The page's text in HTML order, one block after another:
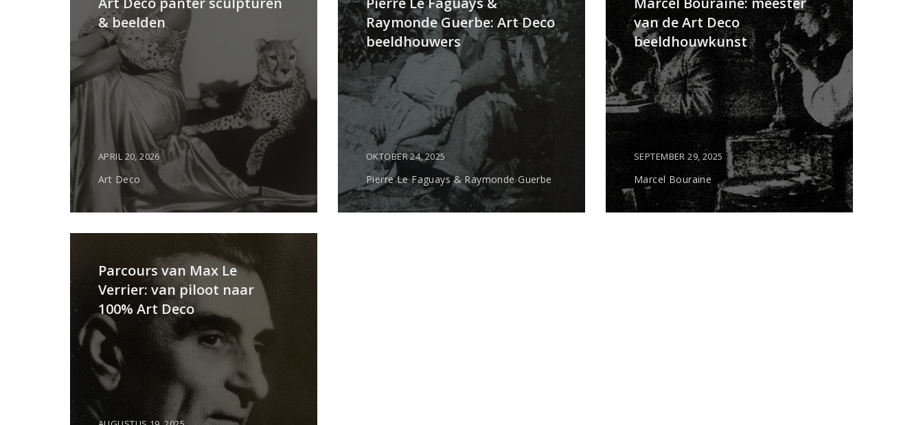
& beelden
APRIL 20, 2026
Art Deco
Raymonde Guerbe: Art Deco
beeldhouwers
OKTOBER 24, 2025
Pierre Le Faguays & Raymonde Guerbe
van de Art Deco
beeldhouwkunst
SEPTEMBER 29, 2025
Marcel Bouraine
Parcours van Max Le
Verrier: van piloot naar
100% Art Deco